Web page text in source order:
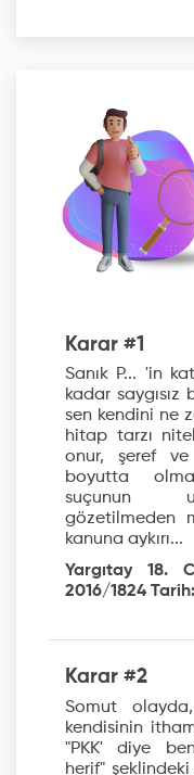
Karar #1
Sanık P... 'in
kadar saygısız
sen kendini ne
hitap tarzı
onur, şeref ve
boyutta
suçunun
gözetilmeden
kanuna aykırı...
Yargıtay 18.
2016/1824
Karar #2
Somut
kendisinin
"PKK' diye
herif" şeklindeki